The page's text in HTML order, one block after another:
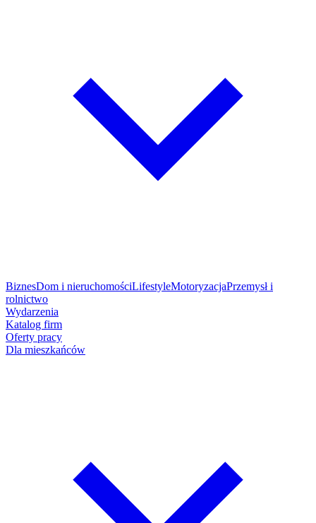
BiznesDom i nieruchomościLifestyleMotoryzacjaPrzemysł i
rolnictwo
Wydarzenia
Katalog firm
Oferty pracy
Dla mieszkańców